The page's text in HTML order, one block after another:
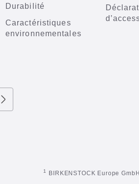
Durabilité
Caractéristiques
environnementales
1 BIRKENSTOCK Europe